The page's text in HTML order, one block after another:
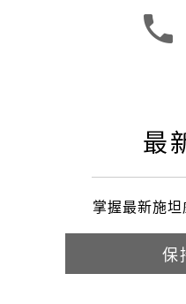
最
掌握最新施
保